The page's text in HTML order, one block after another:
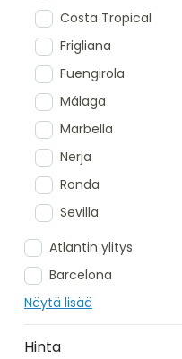
Costa Tropical
Frigliana
Fuengirola
Málaga
Marbella
Nerja
Ronda
Sevilla
Atlantin ylitys
Barcelona
Näytä lisää
Hinta